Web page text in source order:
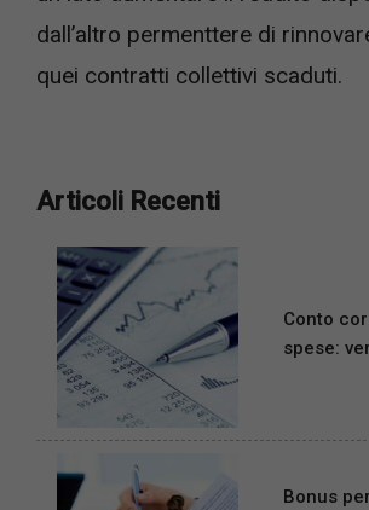
dall’altro permenttere di
quei contratti collettivi scaduti.
Articoli Recenti
Conto
spese:
Bonus